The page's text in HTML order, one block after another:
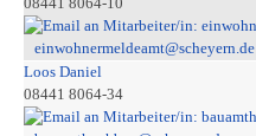
einwohnermeldeamt@scheyern.de
Loos Daniel
08441 8064-34